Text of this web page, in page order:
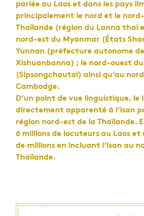
parlée au Laos et dans les pays
principalement le nord et le
Thaïlande (région du Lanna thaï
nord-est du Myanmar (États
Yunnan (préfecture autonome de
Xishuanbanna) ; le nord-ouest
(Sipsongchautaï) ainsi qu’au
Cambodge.
D’un point de vue linguistique, le
directement apparenté à l’isan
région nord-est de la Thaïlande.
6 millions de locuteurs au Laos
de millions en incluant l’isan au
Thaïlande.